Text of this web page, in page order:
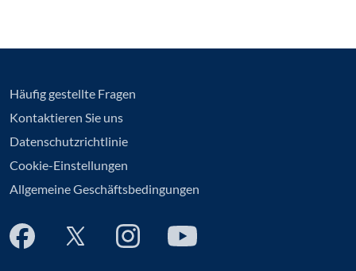
Häufig gestellte Fragen
Kontaktieren Sie uns
Datenschutzrichtlinie
Cookie-Einstellungen
Allgemeine Geschäftsbedingungen